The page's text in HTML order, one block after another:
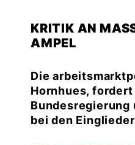
KRITIK AN
AMPEL
Die
Hornhues,
Bundesregierung
bei den